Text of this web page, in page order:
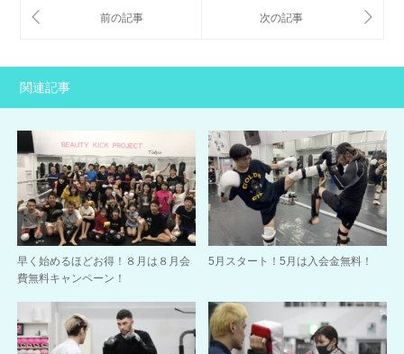
関連記事
早く始めるほどお得！８月は８月会
費無料キャンペーン！
5月スタート！5月は入会金無料！